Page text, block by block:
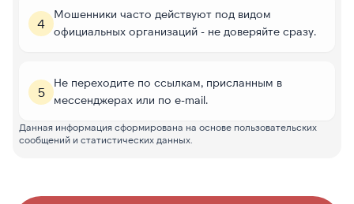
4
Мошенники часто действуют под видом
официальных организаций - не доверяйте сразу.
5
Не переходите по ссылкам, присланным в
мессенджерах или по e-mail.
Данная информация сформирована на основе пользовательских
сообщений и статистических данных.